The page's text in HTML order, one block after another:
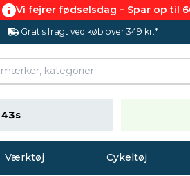
Vi fejrer fødselsdag – Spar op til
Gratis fragt ved køb over 349 kr.*
Værktøj Cykeltøj